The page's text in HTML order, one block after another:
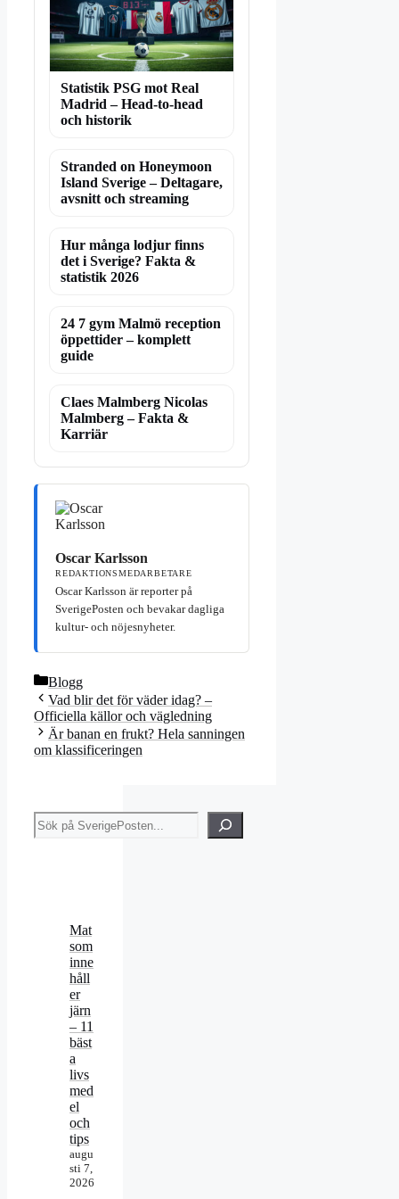
Statistik PSG mot Real
Madrid – Head-to-head
och historik
Stranded on Honeymoon
Island Sverige – Deltagare,
avsnitt och streaming
Hur många lodjur finns
det i Sverige? Fakta &
statistik 2026
24 7 gym Malmö reception
öppettider – komplett
guide
Claes Malmberg Nicolas
Malmberg – Fakta &
Karriär
Oscar Karlsson
REDAKTIONSMEDARBETARE
Oscar Karlsson är reporter på
SverigePosten och bevakar dagliga
kultur- och nöjesnyheter.
Kategorier
Blogg
Vad blir det för väder idag? –
Officiella källor och vägledning
Är banan en frukt? Hela sanningen
om klassificeringen
Sök
Mat
som
inne
håll
er
järn
– 11
bäst
a
livs
med
el
och
tips
augu
sti 7,
2026